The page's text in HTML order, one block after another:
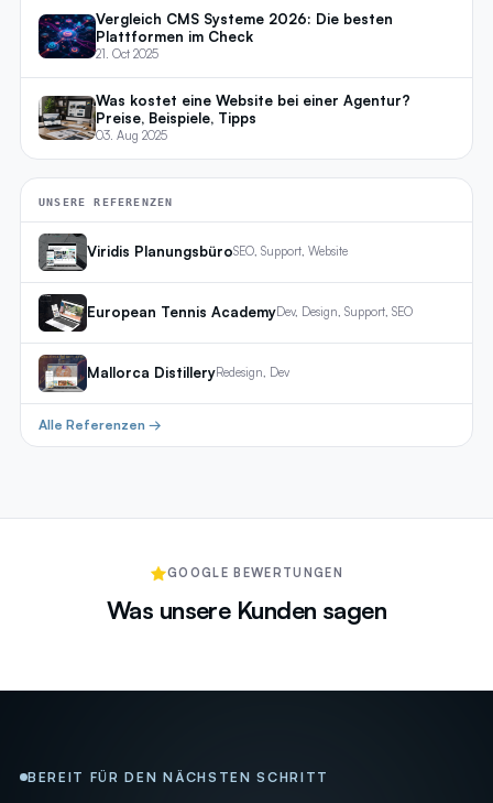
Vergleich CMS Systeme 2026: Die besten
Plattformen im Check
21. Oct 2025
Was kostet eine Website bei einer Agentur?
Preise, Beispiele, Tipps
03. Aug 2025
UNSERE REFERENZEN
Viridis PlanungsbüroSEO, Support, Website
European Tennis AcademyDev, Design, Support, SEO
Mallorca DistilleryRedesign, Dev
Alle Referenzen →
GOOGLE BEWERTUNGEN
Was unsere Kunden sagen
BEREIT FÜR DEN NÄCHSTEN SCHRITT